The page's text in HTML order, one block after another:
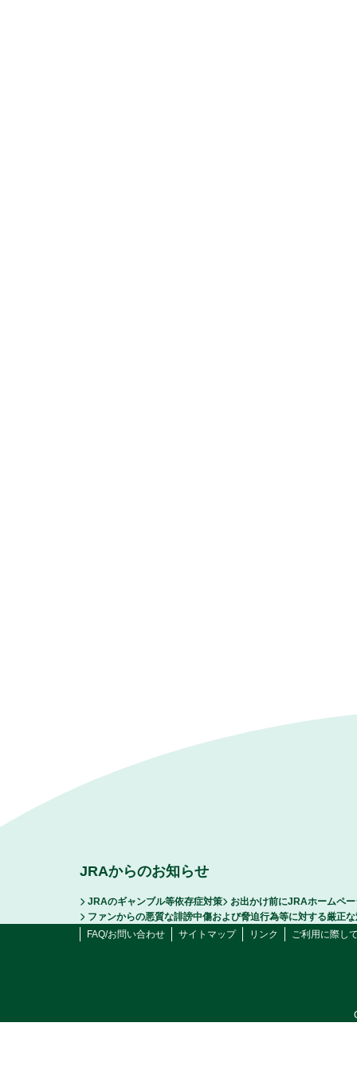
JRAからのお知らせ
JRAのギャンブル等依存症対策
お出かけ前にJRAホームペ
ファンからの悪質な誹謗中傷および脅迫行為等に対する厳正
FAQ/お問い合わせ
サイトマップ リンク ご利用に際し